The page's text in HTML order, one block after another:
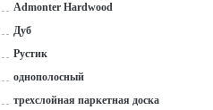
Admonter Hardwood
Дуб
Рустик
однополосный
трехслойная паркетная доска